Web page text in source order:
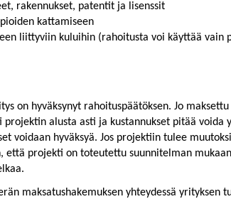
rakennukset, patentit ja lisenssit
kattamiseen
liittyviin kuluihin (rahoitusta voi käyttää vain
on hyväksynyt rahoituspäätöksen. Jo
alusta asti ja kustannukset pitää
voidaan hyväksyä. Jos projektiin tulee
että projekti on toteutettu suunnitelman
maksatushakemuksen yhteydessä